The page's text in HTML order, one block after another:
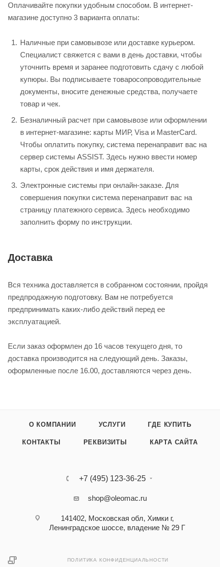
Оплачивайте покупки удобным способом. В интернет-
магазине доступно 3 варианта оплаты:
Наличные при самовывозе или доставке курьером.
Специалист свяжется с вами в день доставки, чтобы
уточнить время и заранее подготовить сдачу с любой
купюры. Вы подписываете товаросопроводительные
документы, вносите денежные средства, получаете
товар и чек.
Безналичный расчет при самовывозе или оформлении
в интернет-магазине: карты МИР, Visa и MasterCard.
Чтобы оплатить покупку, система перенаправит вас на
сервер системы ASSIST. Здесь нужно ввести номер
карты, срок действия и имя держателя.
Электронные системы при онлайн-заказе. Для
совершения покупки система перенаправит вас на
страницу платежного сервиса. Здесь необходимо
заполнить форму по инструкции.
Доставка
Вся техника доставляется в собранном состоянии, пройдя
предпродажную подготовку. Вам не потребуется
предпринимать каких-либо действий перед ее
эксплуатацией.
Если заказ оформлен до 16 часов текущего дня, то
доставка производится на следующий день. Заказы,
оформленные после 16.00, доставляются через день.
О КОМПАНИИ УСЛУГИ ГДЕ КУПИТЬ
КОНТАКТЫ РЕКВИЗИТЫ КАРТА САЙТА
+7 (495) 123-36-25‬
shop@oleomac.ru
141402, Московская обл, Химки г,
Ленинградское шоссе, владение № 29 Г
ПОЛИТИКА КОНФИДЕНЦИАЛЬНОСТИ